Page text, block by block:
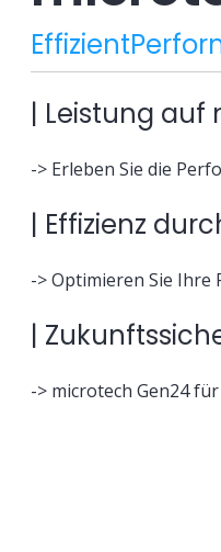
Effizient
| Leistung auf
-> Erleben Sie die
| Effizienz
-> Optimieren Sie Ihre
|
-> microtech Gen24